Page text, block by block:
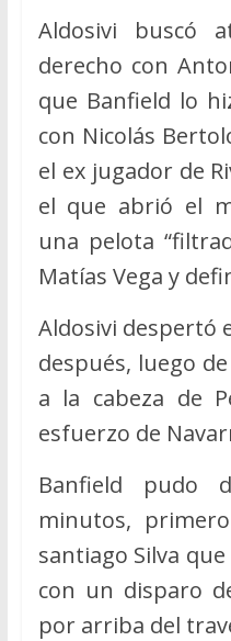
Aldosivi buscó
derecho con
que Banfield lo
con Nicolás
el ex jugador de
el que abrió el
una pelota
Matías Vega y
Aldosivi despertó
después, luego
a la cabeza de
esfuerzo de
Banfield pudo
minutos,
santiago Silva
con un disparo
por arriba del